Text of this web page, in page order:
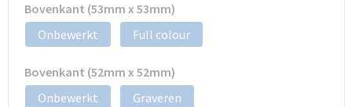
Bovenkant (53mm x 53mm)
Onbewerkt
Full colour
Bovenkant (52mm x 52mm)
Onbewerkt
Graveren